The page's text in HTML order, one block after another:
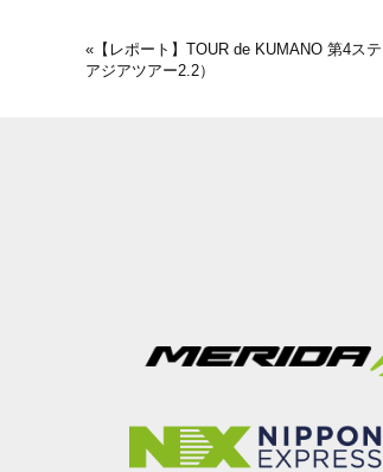
« 【レポート】TOUR de KUMANO 第4ス
アジアツアー2.2）